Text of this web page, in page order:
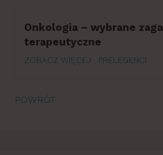
Onkologia – wybrane
terapeutyczne
ZOBACZ WIĘCEJ PRELEGENCI
POWRÓT